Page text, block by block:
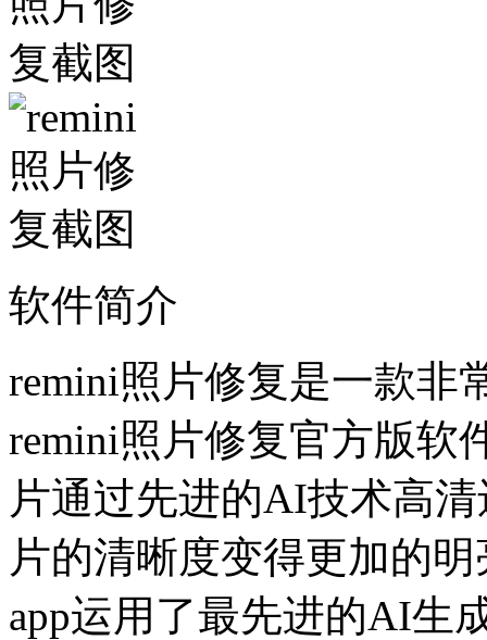
软件简介
remini照片修复是一款非
remini照片修复官方版软
片通过先进的AI技术高
片的清晰度变得更加的
app运用了最先进的AI生